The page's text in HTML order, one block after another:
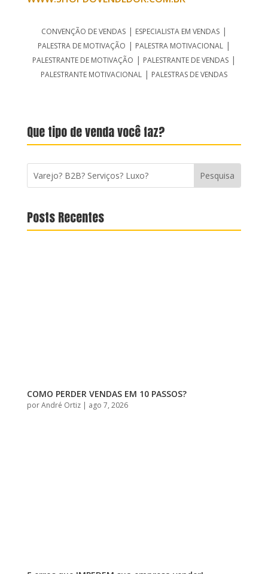
CONVENÇÃO DE VENDAS| ESPECIALISTA EM VENDAS|
PALESTRA DE MOTIVAÇÃO | PALESTRA MOTIVACIONAL |
PALESTRANTE DE MOTIVAÇÃO | PALESTRANTE DE VENDAS|
PALESTRANTE MOTIVACIONAL | PALESTRAS DE VENDAS
Que tipo de venda você faz?
Posts Recentes
COMO PERDER VENDAS EM 10 PASSOS?
porAndré Ortiz| ago 7, 2026